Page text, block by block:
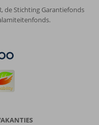
de Stichting Garantiefonds